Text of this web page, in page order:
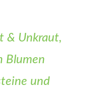
& Unkraut,
Blumen
und